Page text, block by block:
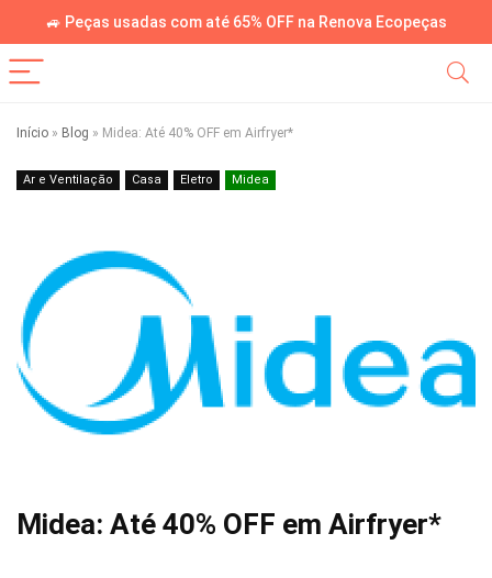
🚙 Peças usadas com até 65% OFF na Renova Ecopeças
Início » Blog » Midea: Até 40% OFF em Airfryer*
Ar e Ventilação Casa Eletro Midea
Midea: Até 40% OFF em Airfryer*